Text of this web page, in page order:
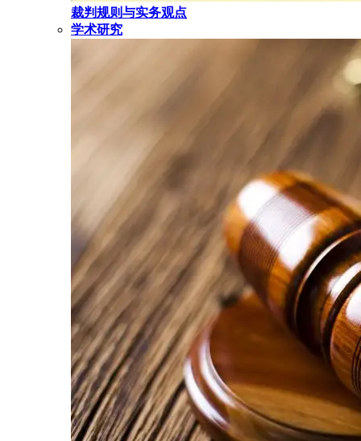
裁判规则与实务观点
学术研究